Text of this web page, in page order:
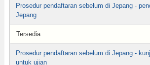
Prosedur pendaftaran sebelum di Jepang -
Jepang
Tersedia
Prosedur pendaftaran sebelum di Jepang -
untuk ujian